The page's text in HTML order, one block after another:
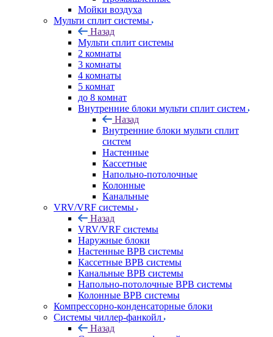
Мойки воздуха
Мульти сплит системы
Назад
Мульти сплит системы
2 комнаты
3 комнаты
4 комнаты
5 комнат
до 8 комнат
Внутренние блоки мульти сплит систем
Назад
Внутренние блоки мульти сплит
систем
Настенные
Кассетные
Напольно-потолочные
Колонные
Канальные
VRV/VRF системы
Назад
VRV/VRF системы
Наружные блоки
Настенные ВРВ системы
Кассетные ВРВ системы
Канальные ВРВ системы
Напольно-потолочные ВРВ системы
Колонные ВРВ системы
Компрессорно-конденсаторные блоки
Системы чиллер-фанкойл
Назад